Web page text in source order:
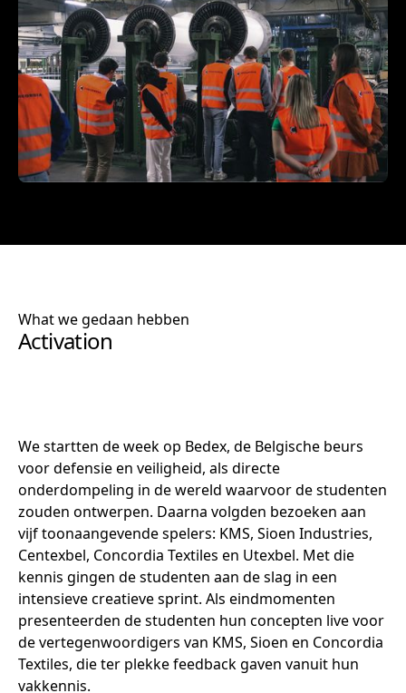
What we gedaan hebben
Activation
We startten de week op Bedex, de Belgische beurs
voor defensie en veiligheid, als directe
onderdompeling in de wereld waarvoor de studenten
zouden ontwerpen. Daarna volgden bezoeken aan
vijf toonaangevende spelers: KMS, Sioen Industries,
Centexbel, Concordia Textiles en Utexbel. Met die
kennis gingen de studenten aan de slag in een
intensieve creatieve sprint. Als eindmomenten
presenteerden de studenten hun concepten live voor
de vertegenwoordigers van KMS, Sioen en Concordia
Textiles, die ter plekke feedback gaven vanuit hun
vakkennis.